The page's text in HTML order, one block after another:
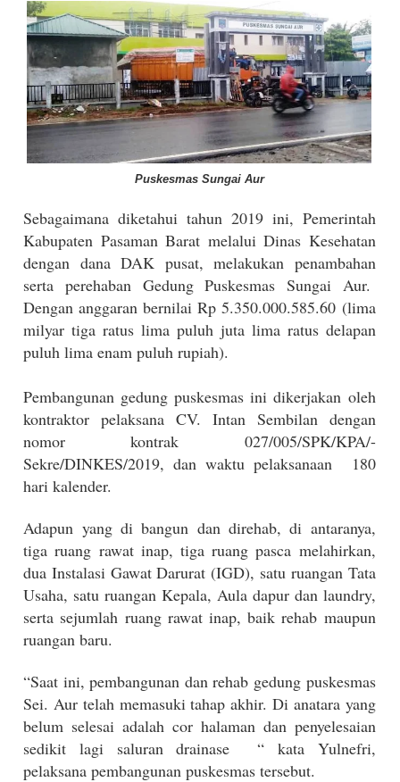
Puskesmas Sungai Aur
Sebagaimana diketahui tahun 2019 ini, Pemerintah
Kabupaten Pasaman Barat melalui Dinas Kesehatan
dengan dana DAK pusat, melakukan penambahan
serta perehaban Gedung Puskesmas Sungai Aur.
Dengan anggaran bernilai Rp 5.350.000.585.60 (lima
milyar tiga ratus lima puluh juta lima ratus delapan
puluh lima enam puluh rupiah).
Pembangunan gedung puskesmas ini dikerjakan oleh
kontraktor pelaksana CV. Intan Sembilan dengan
nomor kontrak 027/005/SPK/KPA/-
Sekre/DINKES/2019, dan waktu pelaksanaan
180
hari kalender.
Adapun yang di bangun dan direhab, di antaranya,
tiga ruang rawat inap, tiga ruang pasca melahirkan,
dua Instalasi Gawat Darurat (IGD), satu ruangan Tata
Usaha, satu ruangan Kepala, Aula dapur dan laundry,
serta sejumlah ruang rawat inap, baik rehab maupun
ruangan baru.
“Saat ini, pembangunan dan rehab gedung puskesmas
Sei. Aur telah memasuki tahap akhir. Di anatara yang
belum selesai adalah cor halaman dan penyelesaian
sedikit lagi saluran drainase
“ kata Yulnefri,
pelaksana pembangunan puskesmas tersebut.